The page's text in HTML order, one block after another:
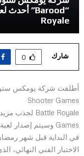
Royale
شارك 0
أطلقت شركة يومكس
Shooter Games
Games وسيتم إصدار لعبة بارود معركة على أجهزة iOS
الاختبار الفني النهائي،